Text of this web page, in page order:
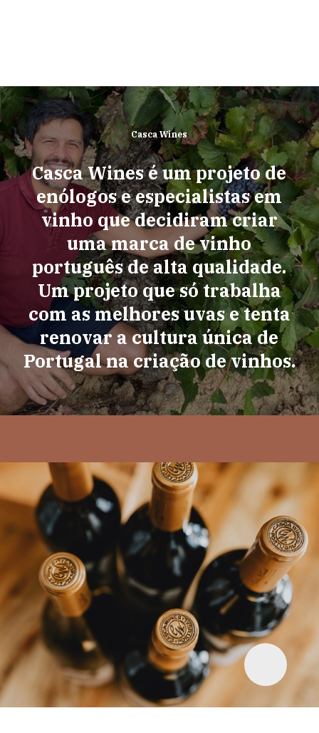
Casca Wines
Casca Wines é um projeto de
enólogos e especialistas em
vinho que decidiram criar
uma marca de vinho
português de alta qualidade.
Um projeto que só trabalha
com as melhores uvas e tenta
renovar a cultura única de
Portugal na criação de vinhos.